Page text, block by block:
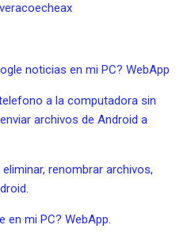
noticias en mi PC? WebApp
a la computadora sin
archivos de Android a
renombrar archivos,
en mi PC? WebApp.